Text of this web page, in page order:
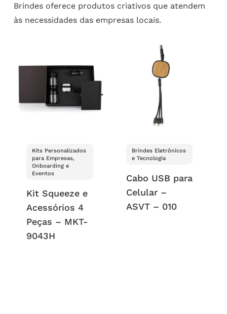
Brindes oferece produtos criativos que atendem
às necessidades das empresas locais.
Kits Personalizados
para Empresas,
Onboarding e
Eventos
Kit Squeeze e
Acessórios 4
Peças – MKT-
9043H
Brindes Eletrônicos
e Tecnologia
Cabo USB para
Celular –
ASVT – 010